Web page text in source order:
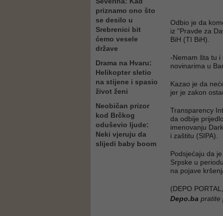
priznamo ono što
se desilo u
Srebrenici bit
ćemo vesele
države
Drama na Hvaru:
Helikopter sletio
na stijene i spasio
život ženi
Neobičan prizor
kod Brčkog
oduševio ljude:
Neki vjeruju da
slijedi baby boom
Odbio je da
iz "Pravde za
BiH (TI BiH).
-Nemam šta tu i
novinarima u
Kazao je da
jer je zakon
Transparency
da odbije
imenovanju
i zaštitu (SIPA).
Podsjećaju da
Srpske u
na pojave
(DEPO
Depo.ba pratite